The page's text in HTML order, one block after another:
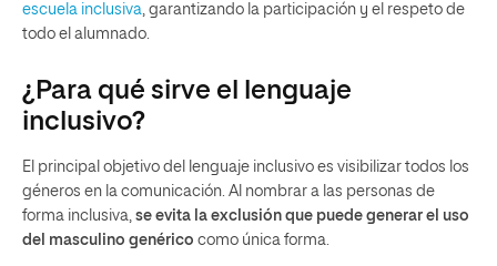
escuela inclusiva , garantizando la participación y el respeto de
todo el alumnado.
¿Para qué sirve el lenguaje
inclusivo?
El principal objetivo del lenguaje inclusivo es visibilizar todos los
géneros en la comunicación. Al nombrar a las personas de
forma inclusiva, se evita la exclusión que puede generar el uso
del masculino genérico como única forma.